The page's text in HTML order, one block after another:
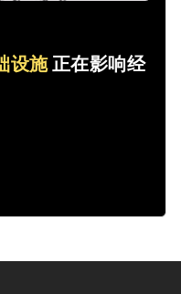
设施正在影响经